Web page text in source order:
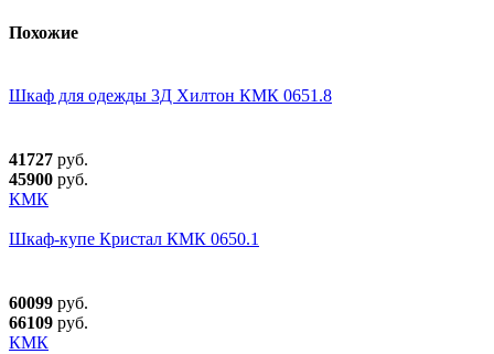
Похожие
Шкаф для одежды 3Д Хилтон КМК 0651.8
41727 руб.
45900 руб.
КМК
Шкаф-купе Кристал КМК 0650.1
60099 руб.
66109 руб.
КМК